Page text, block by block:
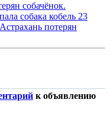
собачёнок.
собака кобель 23
потерян
к объявлению